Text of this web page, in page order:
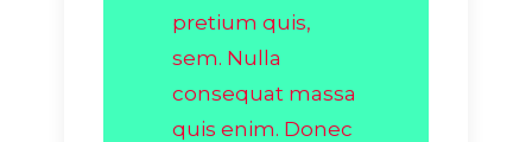
pretium quis,
sem. Nulla
consequat massa
quis enim. Donec